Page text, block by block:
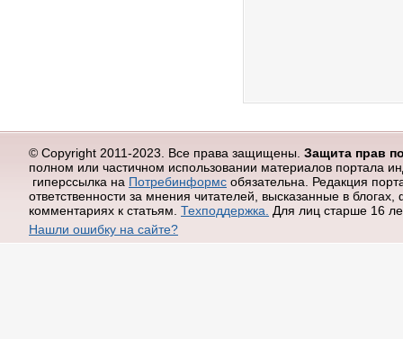
© Copyright 2011-2023. Все права защищены. Защита прав
полном или частичном использовании материалов портала
гиперссылка на Потребинформс обязательна. Редакция
ответственности за мнения читателей, высказанные в
комментариях к статьям. Техподдержка. Для лиц старше 16
Нашли ошибку на сайте?